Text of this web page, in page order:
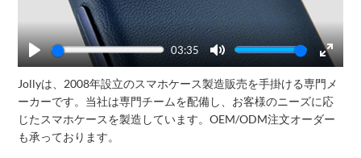
Play
03:35
Mute
Enter
Jollyは、2008年設立のスマホケース製造販売を手掛ける専門メ
ーカーです。当社は専門チームを配備し、お客様のニーズに応
じたスマホケースを製造しています。OEM/ODM注文オーダー
も承っております。